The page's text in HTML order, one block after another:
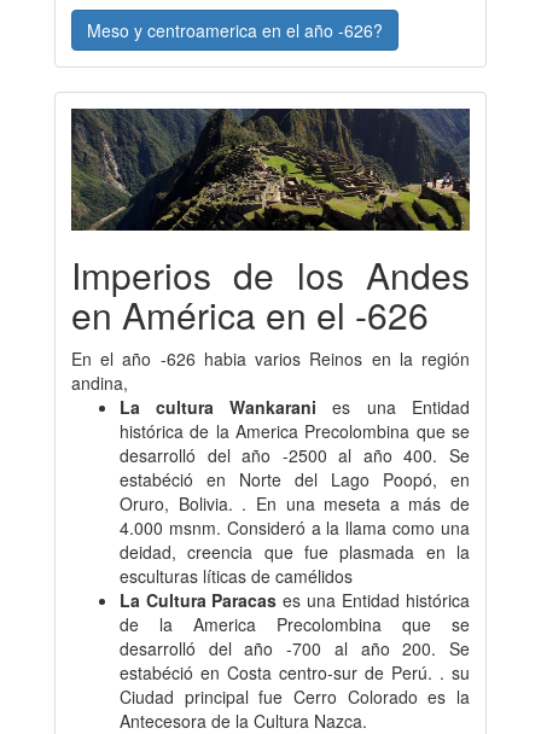
Meso y centroamerica en el año -626?
Imperios de los Andes
en América en el -626
En el año -626 habia varios Reinos en la región
andina,
La cultura Wankarani es una Entidad
histórica de la America Precolombina que se
desarrolló del año -2500 al año 400. Se
estabéció en Norte del Lago Poopó, en
Oruro, Bolivia. . En una meseta a más de
4.000 msnm. Consideró a la llama como una
deidad, creencia que fue plasmada en la
esculturas líticas de camélidos
La Cultura Paracas es una Entidad histórica
de la America Precolombina que se
desarrolló del año -700 al año 200. Se
estabéció en Costa centro-sur de Perú. . su
Ciudad principal fue Cerro Colorado es la
Antecesora de la Cultura Nazca.